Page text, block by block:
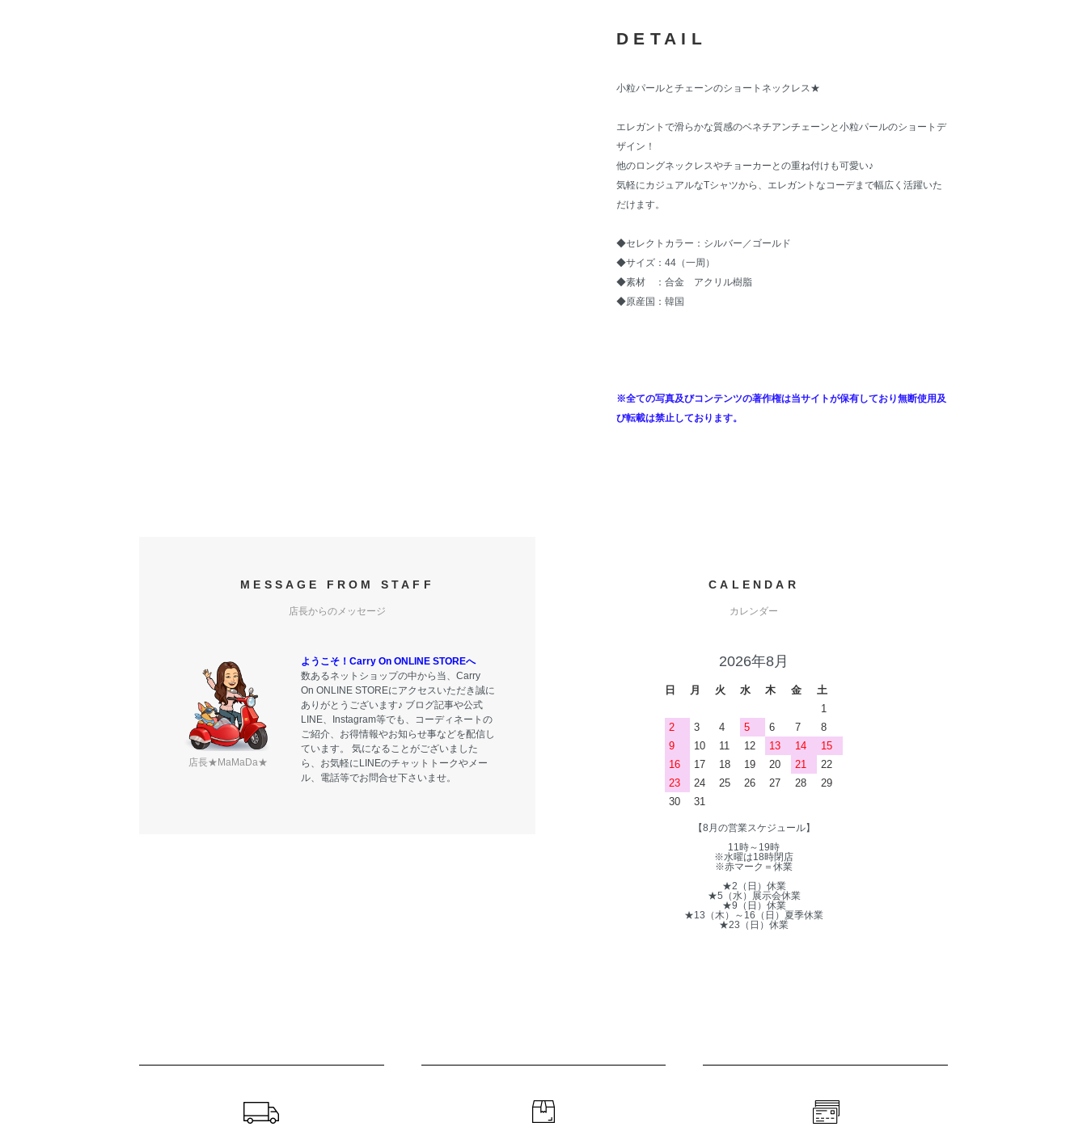
DETAIL
小粒パールとチェーンのショートネックレス★
エレガントで滑らかな質感のベネチアンチェーンと小粒パールのショートデ
ザイン！
他のロングネックレスやチョーカーとの重ね付けも可愛い♪
気軽にカジュアルなTシャツから、エレガントなコーデまで幅広く活躍いた
だけます。
◆セレクトカラー：シルバー／ゴールド
◆サイズ：44（一周）
◆素材 ：合金 アクリル樹脂
◆原産国：韓国
※全ての写真及びコンテンツの著作権は当サイトが保有しており無断使用及
び転載は禁止しております。
MESSAGE FROM STAFF
店長からのメッセージ
店長★MaMaDa★
ようこそ！Carry On ONLINE STOREへ
数あるネットショップの中から当、Carry
On ONLINE STOREにアクセスいただき誠に
ありがとうございます♪ ブログ記事や公式
LINE、Instagram等でも、コーディネートの
ご紹介、お得情報やお知らせ事などを配信し
ています。 気になることがございました
ら、お気軽にLINEのチャットトークやメー
ル、電話等でお問合せ下さいませ。
CALENDAR
カレンダー
2026年8月
日 月 火 水 木 金
土
1
2
3 4 5 6 7
8
9
10 11 12 13 14
15
16
17 18 19 20 21
22
23
24 25 26 27 28
29
30
31
【8月の営業スケジュール】
11時～19時
※水曜は18時閉店
※赤マーク＝休業
★2（日）休業
★5（水）展示会休業
★9（日）休業
★13（木）～16（日）夏季休業
★23（日）休業
ショッピングガイド